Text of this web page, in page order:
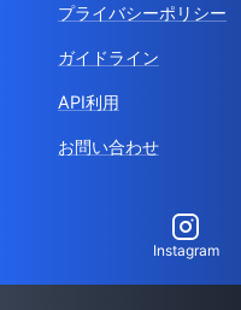
プライバシーポリシー
ガイドライン
API利用
お問い合わせ
Instagram